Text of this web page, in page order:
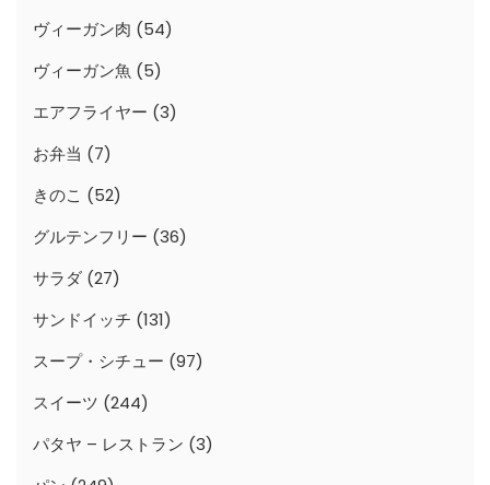
ヴィーガン肉 (54)
ヴィーガン魚 (5)
エアフライヤー (3)
お弁当 (7)
きのこ (52)
グルテンフリー (36)
サラダ (27)
サンドイッチ (131)
スープ・シチュー (97)
スイーツ (244)
パタヤ – レストラン (3)